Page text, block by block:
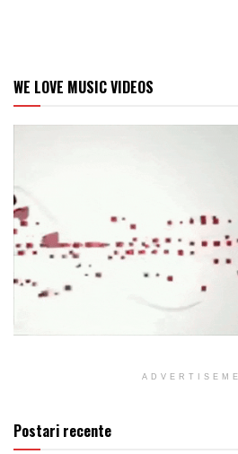
WE LOVE MUSIC VIDEOS
Postari recente